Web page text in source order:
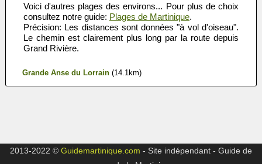
Voici d'autres plages des environs... Pour plus de choix
consultez notre guide: Plages de Martinique.
Précision: Les distances sont données "à vol d'oiseau".
Le chemin est clairement plus long par la route depuis
Grand Rivière.
Grande Anse du Lorrain (14.1km)
2013-2022 © Guidemartinique.com - Site indépendant - Guide de